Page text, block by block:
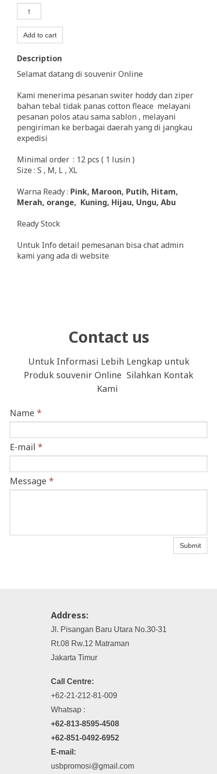
Add to cart
Description
Selamat datang di souvenir Online
Kami menerima pesanan switer hoddy dan ziper
bahan tebal tidak panas cotton fleace melayani
pesanan polos atau sama sablon , melayani
pengiriman ke berbagai daerah yang di jangkau
expedisi
Minimal order : 12 pcs ( 1 lusin )
Size : S , M, L , XL
Warna Ready : Pink, Maroon, Putih, Hitam,
Merah, orange, Kuning, Hijau, Ungu, Abu
Ready Stock
Untuk Info detail pemesanan bisa chat admin
kami yang ada di website
Contact us
Untuk Informasi Lebih Lengkap untuk
Produk souvenir Online Silahkan Kontak
Kami
Name *
E-mail *
Message *
Submit
Address:
Jl. Pisangan Baru Utara No.30-31
Rt.08 Rw.12 Matraman
Jakarta Timur
Call Centre:
+62-21-212-81-009
Whatsap :
+62-813-8595-4508
+62-851-0492-6952
E-mail:
usbpromosi@gmail.com